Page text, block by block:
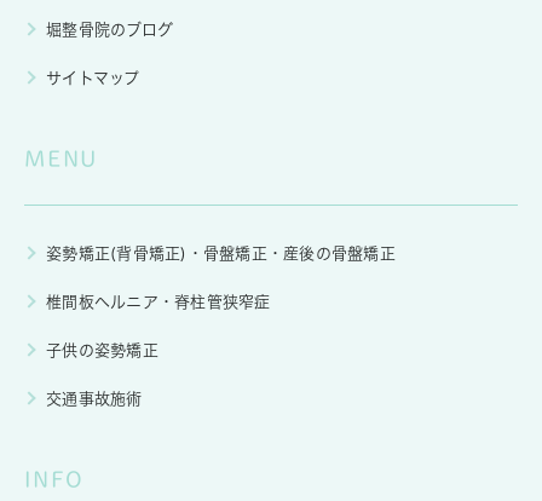
堀整骨院のブログ
サイトマップ
MENU
姿勢矯正(背骨矯正)・骨盤矯正・産後の骨盤矯正
椎間板ヘルニア・脊柱管狭窄症
子供の姿勢矯正
交通事故施術
INFO